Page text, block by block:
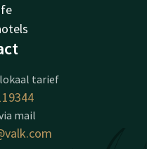
tarief
mail